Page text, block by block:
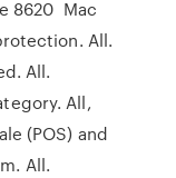
8620 Mac
All.
All.
All,
(POS) and
All.